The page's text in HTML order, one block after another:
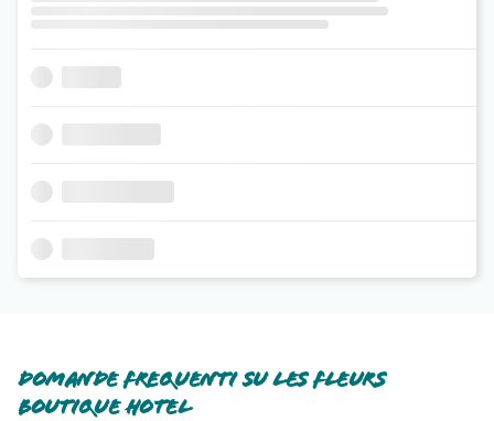
Domande frequenti su Les Fleurs
Boutique Hotel